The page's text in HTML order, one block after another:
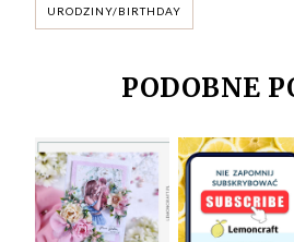
URODZINY/BIRTHDAY
PODOBNE